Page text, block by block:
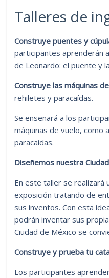
Talleres de
Construye puentes y
participantes aprenderán
de Leonardo: el puente y
Construye las máquinas
rehiletes y paracaídas.
Se enseñará a los
máquinas de vuelo, como
paracaídas.
Diseñemos nuestra
En este taller se realizará
exposición tratando de
sus inventos. Con esta
podrán inventar sus
Ciudad de México se
Construye y prueba tu
Los participantes